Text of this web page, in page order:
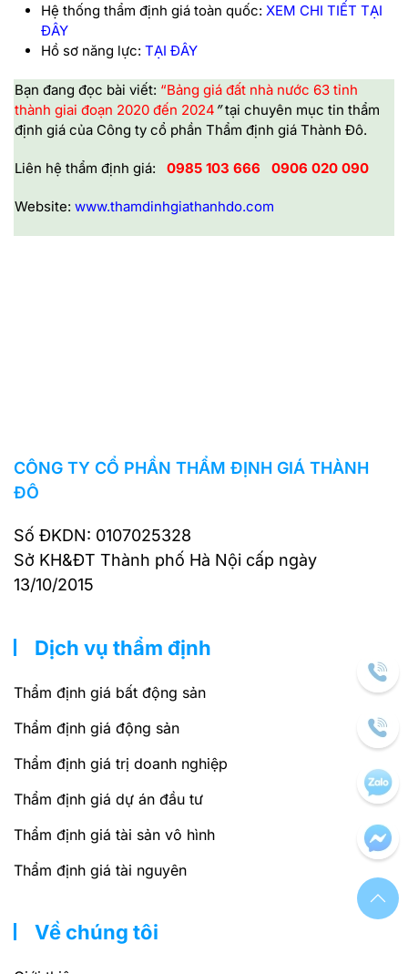
Hệ thống thẩm định giá toàn quốc: XEM CHI TIẾT TẠI
ĐÂY
Hồ sơ năng lực: TẠI ĐÂY
Bạn đang đọc bài viết: “Bảng giá đất nhà nước 63 tỉnh
thành giai đoạn 2020 đến 2024 ” tại chuyên mục tin thẩm
định giá của Công ty cổ phần Thẩm định giá Thành Đô.
Liên hệ thẩm định giá: 0985 103 666 0906 020 090
Website: www.thamdinhgiathanhdo.com
CÔNG TY CỔ PHẦN THẨM ĐỊNH GIÁ THÀNH
ĐÔ
Số ĐKDN: 0107025328
Sở KH&ĐT Thành phố Hà Nội cấp ngày
13/10/2015
Dịch vụ thẩm định
Thẩm định giá bất động sản
Thẩm định giá động sản
Thẩm định giá trị doanh nghiệp
Thẩm định giá dự án đầu tư
Thẩm định giá tài sản vô hình
Thẩm định giá tài nguyên
Về chúng tôi